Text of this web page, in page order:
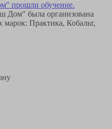
прошли обучение.
Дом" была организована
марок: Практика, Кобальт,